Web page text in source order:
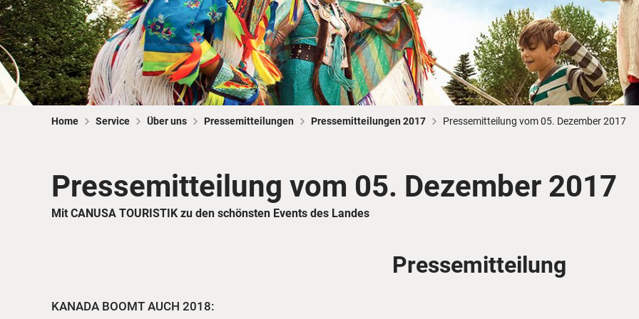
© ShaneMyersPhoto
Hawaii
Busreisen
© Chris Frey
Skireisen
Routen­vorschläge
© Swissmediavision/ ...
CANUSA-Magazin
Reisebüro-Service
Über uns
Home Service Über uns Pressemitteilungen Pressemitteilungen 2017 Pressemitteilung vom 05. Dezember 2017
Pressemitteilung vom 05. Dezember 2017
Mit CANUSA TOURISTIK zu den schönsten Events des Landes
Pressemitteilung
KANADA BOOMT AUCH 2018: